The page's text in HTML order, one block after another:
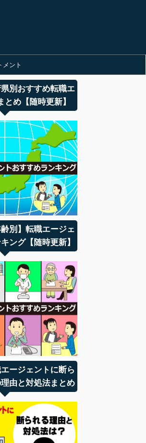
メント
県別おすすめ転職エ
め【随時更新】
齢別】転職エージェ
ング【随時更新】
ージェントに断ら
由と対処法まとめ